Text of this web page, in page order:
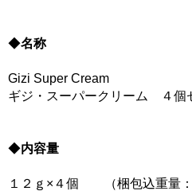
◆名称
Gizi Super Cream
ギジ・スーパークリーム ４個
◆内容量
１２ｇ×４個 （梱包込重量：